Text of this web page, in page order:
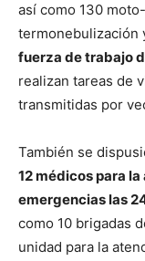
así como 130
termonebulización
fuerza de trabajo
realizan tareas de
transmitidas por
También se
12 médicos para
emergencias las
como 10 brigadas
unidad para la